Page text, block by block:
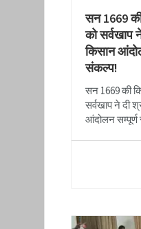
सन 1669 की
को सर्वखाप
किसान
संकल्प!
सन 1669 की
सर्वखाप ने दी
आंदोलन सम्पूर्ण